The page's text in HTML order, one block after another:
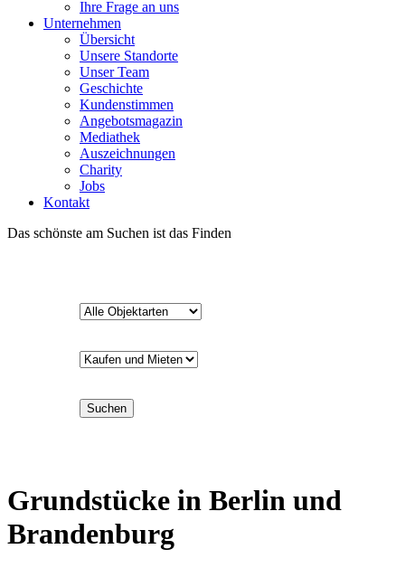
Ihre Frage an uns
Unternehmen
Übersicht
Unsere Standorte
Unser Team
Geschichte
Kundenstimmen
Angebotsmagazin
Mediathek
Auszeichnungen
Charity
Jobs
Kontakt
Das schönste am Suchen ist das Finden
Suchen
Grundstücke in Berlin und
Brandenburg